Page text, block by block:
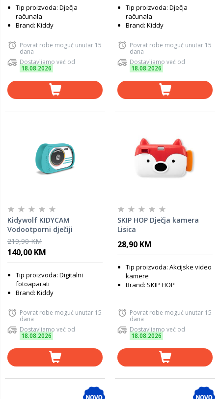
Tip proizvoda: Dječja
računala
Brand: Kiddy
Povrat robe moguć unutar 15
dana
Dostavljamo već od
18.08.2026
Tip proizvoda: Dječja
računala
Brand: Kiddy
Povrat robe moguć unutar 15
dana
Dostavljamo već od
18.08.2026
Kidywolf KIDYCAM
Vodootporni dječiji
fotoaparat – Cyan
219,90 KM
140,00 KM
Tip proizvoda: Digitalni
fotoaparati
Brand: Kiddy
Povrat robe moguć unutar 15
dana
Dostavljamo već od
18.08.2026
SKIP HOP Dječja kamera
Lisica
28,90 KM
Tip proizvoda: Akcijske video
kamere
Brand: SKIP HOP
Povrat robe moguć unutar 15
dana
Dostavljamo već od
18.08.2026